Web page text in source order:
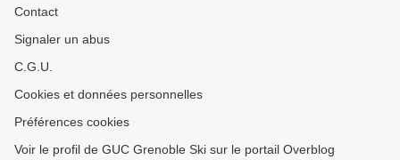
Contact
Signaler un abus
C.G.U.
Cookies et données personnelles
Préférences cookies
Voir le profil de GUC Grenoble Ski sur le portail Overblog